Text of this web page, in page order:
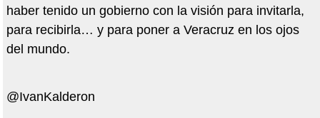
haber tenido un gobierno con la visión para invitarla,
para recibirla… y para poner a Veracruz en los ojos
del mundo.
@IvanKalderon